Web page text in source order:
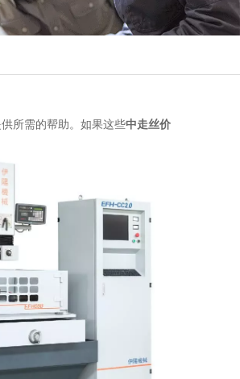
所需的帮助。如果这些中走丝价